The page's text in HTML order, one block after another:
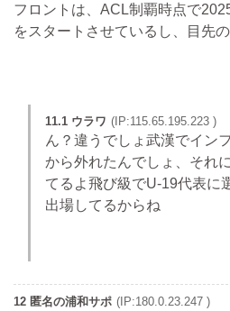
フロントは、ACL制覇時点で
をスタートさせているし、目先
11.1 ウラワ (IP:115.65.195.223 )
ん？違うでしょ武漢でイン
から外れたんでしょ、それ
てるよ飛び級でU-19代表に
出場してるからね
12 匿名の浦和サポ (IP:180.0.23.247 )